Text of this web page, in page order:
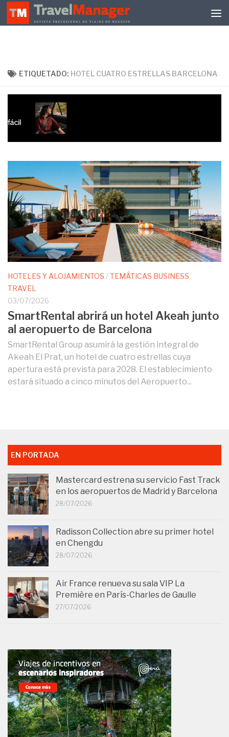
Debajo del contenido
ETIQUETADO: HOTEL CUATRO ESTRELLAS BARCELONA
HOTELES Y ALOJAMIENTOS /TEMÁTICAS BUSINESS
TRAVEL
03/07/2026
SmartRental abrirá un hotel Akeah junto
al aeropuerto de Barcelona
SmartRental Group asumirá la gestión integral de
Akeah El Prat, un hotel de cuatro estrellas cuya
apertura está prevista para 2028. El establecimiento
estará situado a cinco minutos del Aeropuerto...
EN PORTADA
Mastercard estrena su servicio Fast Track
en los aeropuertos de Madrid y Barcelona
28/07/2026
Radisson Collection abre su primer hotel
en Chengdu
28/07/2026
Air France renueva su sala VIP La
Première en París-Charles de Gaulle
27/07/2026